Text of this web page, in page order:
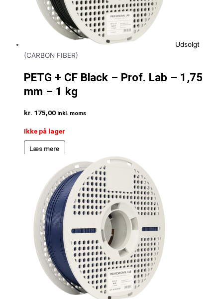
Udsolgt
(CARBON FIBER)
PETG + CF Black – Prof. Lab – 1,75
mm – 1 kg
kr. 175,00 inkl. moms
Ikke på lager
Læs mere